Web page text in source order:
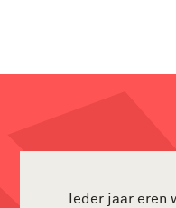
Ieder jaar eren